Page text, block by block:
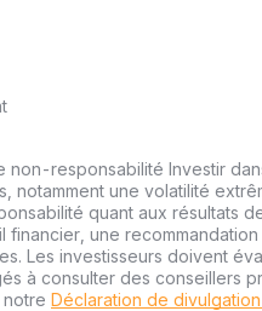
non-responsabilité Investir
notamment une volatilité
quant aux résultats
financier, une
Les investisseurs doivent
à consulter des conseillers
Déclaration de